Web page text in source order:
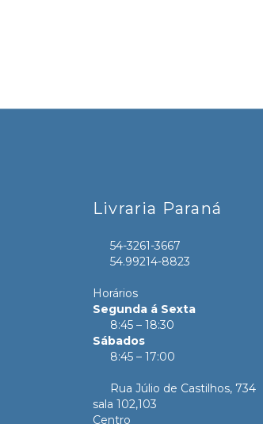
Livraria Paraná
54-3261-3667
54.99214-8823
Horários
Segunda á Sexta
8:45 – 18:30
Sábados
8:45 – 17:00
Rua Júlio de Castilhos, 734
sala 102,103
Centro